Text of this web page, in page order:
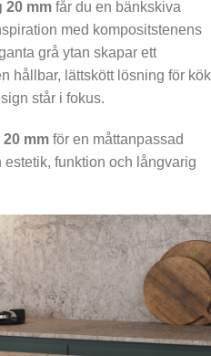
20 mm får du en bänkskiva
med kompositstenens
grå ytan skapar ett
hållbar, lättskött lösning för kök
står i fokus.
mm för en måttanpassad
funktion och långvarig